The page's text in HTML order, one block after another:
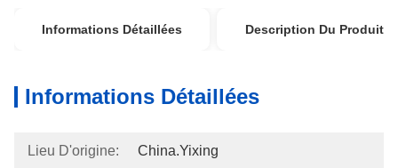
Informations Détaillées Description Du Produit
Informations Détaillées
Lieu D'origine: China.Yixing